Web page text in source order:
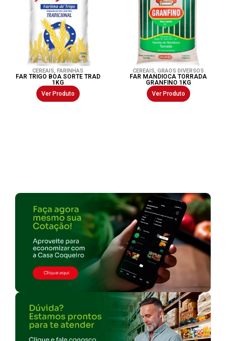
CEREAIS, FARINHAS
FAR TRIGO BOA SORTE TRAD
1KG
Ver Produto
CEREAIS, GRAOS DIVERSOS
FAR MANDIOCA TORRADA
GRANFINO 1KG
Ver Produto